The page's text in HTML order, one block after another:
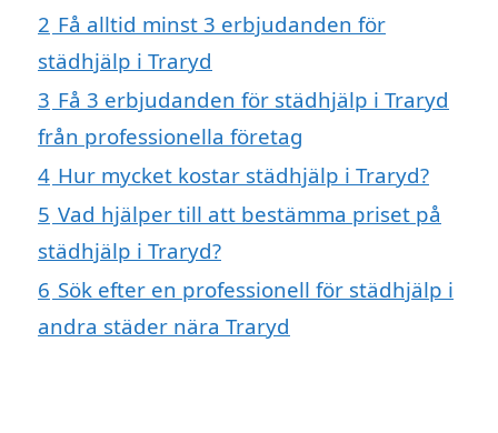
2 Få alltid minst 3 erbjudanden för
städhjälp i Traryd
3 Få 3 erbjudanden för städhjälp i Traryd
från professionella företag
4 Hur mycket kostar städhjälp i Traryd?
5 Vad hjälper till att bestämma priset på
städhjälp i Traryd?
6 Sök efter en professionell för städhjälp i
andra städer nära Traryd